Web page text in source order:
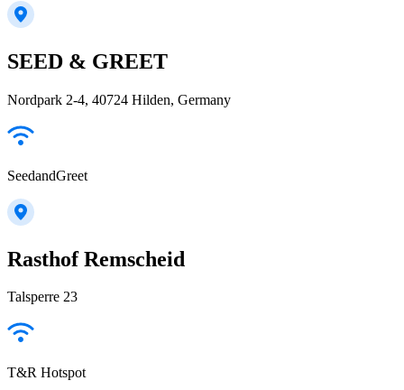
SEED & GREET
Nordpark 2-4, 40724 Hilden, Germany
SeedandGreet
Rasthof Remscheid
Talsperre 23
T&R Hotspot